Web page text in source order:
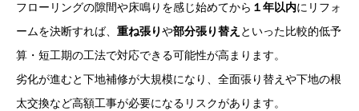
フローリングの隙間や床鳴りを感じ始めてから １年以内にリフォ
ームを決断すれば、 重ね張りや部分張り替え といった比較的低予
算・短工期の工法で対応できる可能性が高まります。
劣化が進むと下地補修が大規模になり、全面張り替えや下地の根
太交換など高額工事が必要になるリスクがあります。